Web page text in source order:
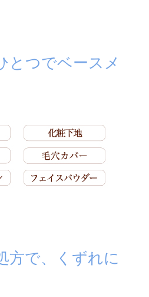
とつでベースメ
方で、くずれに